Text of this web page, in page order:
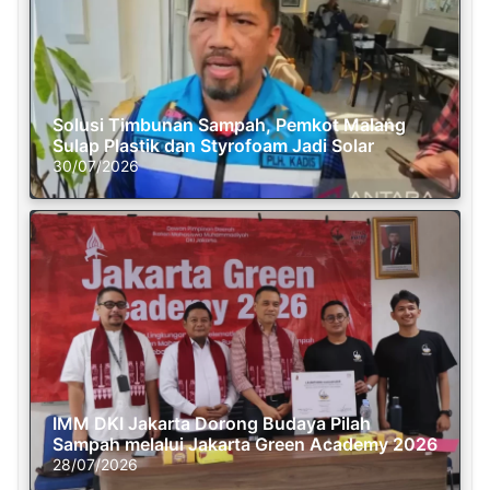
Solusi Timbunan Sampah, Pemkot Malang
Sulap Plastik dan Styrofoam Jadi Solar
30/07/2026
IMM DKI Jakarta Dorong Budaya Pilah
Sampah melalui Jakarta Green Academy 2026
28/07/2026